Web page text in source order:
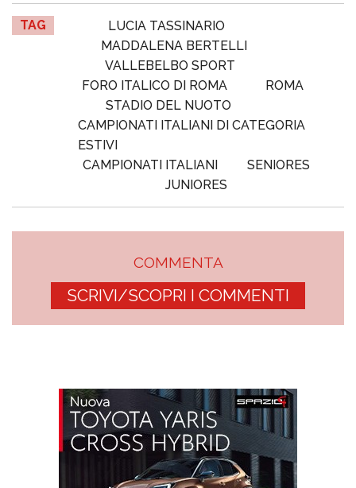
TAG
LUCIA TASSINARIO
MADDALENA BERTELLI
VALLEBELBO SPORT
FORO ITALICO DI ROMA
ROMA
STADIO DEL NUOTO
CAMPIONATI ITALIANI DI CATEGORIA
ESTIVI
CAMPIONATI ITALIANI
SENIORES
JUNIORES
COMMENTA
SCRIVI/SCOPRI I COMMENTI